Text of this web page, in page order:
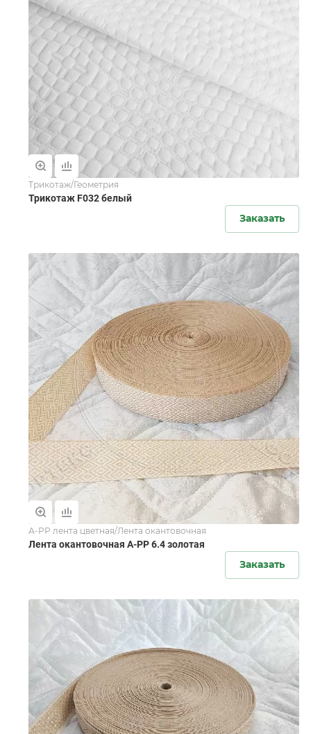
Трикотаж/Геометрия
Трикотаж F032 белый
Заказать
А-РР лента цветная/Лента окантовочная
Лента окантовочная А-PР 6.4 золотая
Заказать